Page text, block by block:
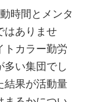
時間とメンタ
はありませ
トカラー勤労
多い集団でし
結果が活動量